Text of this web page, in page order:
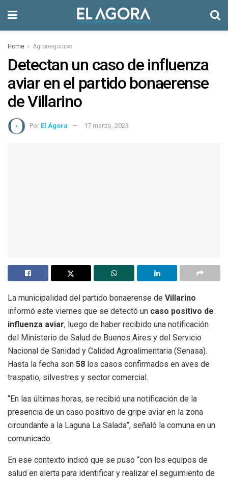
Home Agronegocios
Detectan un caso de influenza
aviar en el partido bonaerense
de Villarino
Por El Ágora 17 marzo, 2023
La municipalidad del partido bonaerense de Villarino
informó este viernes que se detectó un caso positivo de
influenza aviar, luego de haber recibido una notificación
del Ministerio de Salud de Buenos Aires y del Servicio
Nacional de Sanidad y Calidad Agroalimentaria (Senasa).
Hasta la fecha son 58 los casos confirmados en aves de
traspatio, silvestres y sector comercial.
“En las últimas horas, se recibió una notificación de la
presencia de un caso positivo de gripe aviar en la zona
circundante a la Laguna La Salada”, señaló la comuna en un
comunicado.
En ese contexto indicó que se puso “con los equipos de
salud en alerta para identificar y realizar el seguimiento de